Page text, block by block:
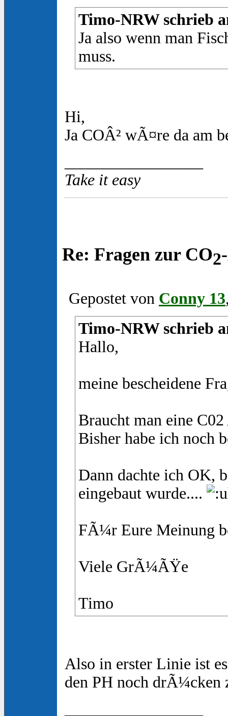
Timo-NRW schrieb
Ja also wenn man
muss.
Hi,
Ja COÂ² wÃ¤re da am
Take it easy
Re: Fragen zur CO2
Gepostet von Conny 13
Timo-NRW schrieb
Hallo,
meine bescheidene
Braucht man eine
Bisher habe ich noch
Dann dachte ich OK,
eingebaut wurde....
FÃ¼r Eure Meinung
Viele GrÃ¼ÃŸe
Timo
Also in erster Linie ist
den PH noch drÃ¼cken